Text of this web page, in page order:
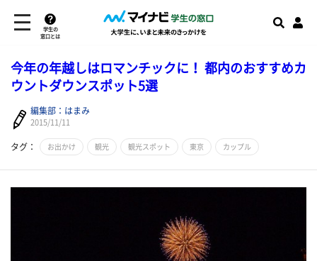
学生の
窓口とは
今年の年越しはロマンチックに！ 都内のおすすめカ
ウントダウンスポット5選
編集部：はまみ
2015/11/11
タグ： お出かけ 観光 観光スポット 東京 カップル